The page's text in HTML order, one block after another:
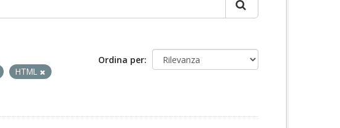
Ordina per
HTML